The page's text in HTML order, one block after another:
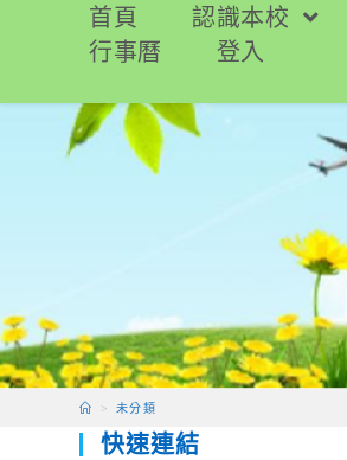
要
首頁 認識本校
行事曆
登入
> 未分類
快速連結